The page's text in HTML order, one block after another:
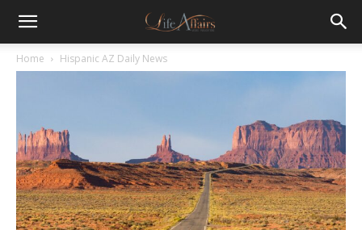
Home Hispanic AZ Daily News